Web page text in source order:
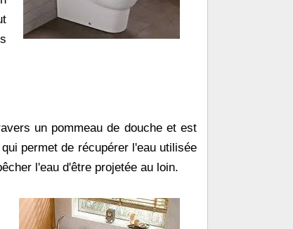
un pommeau de douche et est
permet de récupérer l'eau utilisée
l'eau d'être projetée au loin.